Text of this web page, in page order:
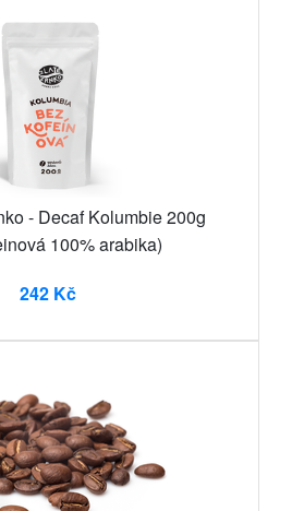
- Decaf Kolumbie 200g
100% arabika)
242 Kč